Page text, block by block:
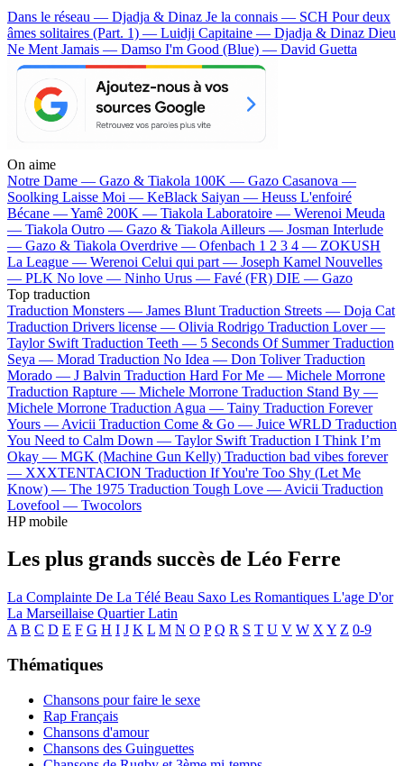
Dans le réseau — Djadja & Dinaz Je la connais — SCH Pour deux
âmes solitaires (Part. 1) — Luidji Capitaine — Djadja & Dinaz Dieu
Ne Ment Jamais — Damso I'm Good (Blue) — David Guetta
On aime
Notre Dame — Gazo & Tiakola 100K — Gazo Casanova —
Soolking Laisse Moi — KeBlack Saiyan — Heuss L'enfoiré
Bécane —Yamê 200K — Tiakola Laboratoire — Werenoi Meuda
— Tiakola Outro — Gazo & Tiakola Ailleurs — Josman Interlude
— Gazo & Tiakola Overdrive — Ofenbach 1 2 3 4 — ZOKUSH
La League — Werenoi Celui qui part — Joseph Kamel Nouvelles
— PLK No love — Ninho Urus — Favé (FR) DIE — Gazo
Top traduction
Traduction Monsters — James Blunt Traduction Streets — Doja Cat
Traduction Drivers license — Olivia Rodrigo Traduction Lover —
Taylor Swift Traduction Teeth — 5 Seconds Of Summer Traduction
Seya — Morad Traduction No Idea — Don Toliver Traduction
Morado — J Balvin Traduction Hard For Me — Michele Morrone
Traduction Rapture — Michele Morrone Traduction Stand By —
Michele Morrone Traduction Agua — Tainy Traduction Forever
Yours — Avicii Traduction Come & Go — Juice WRLD Traduction
You Need to Calm Down — Taylor Swift Traduction I Think I’m
Okay — MGK (Machine Gun Kelly) Traduction bad vibes forever
— XXXTENTACION Traduction If You're Too Shy (Let Me
Know) — The 1975 Traduction Tough Love — Avicii Traduction
Lovefool — Twocolors
HP mobile
Les plus grands succès de Léo Ferre
La Complainte De La Télé Beau Saxo Les Romantiques L'age D'or
La Marseillaise Quartier Latin
A B C D E F G H I J K L M N O P Q R S T U V W X Y Z 0-9
Thématiques
Chansons pour faire le sexe
Rap Français
Chansons d'amour
Chansons des Guinguettes